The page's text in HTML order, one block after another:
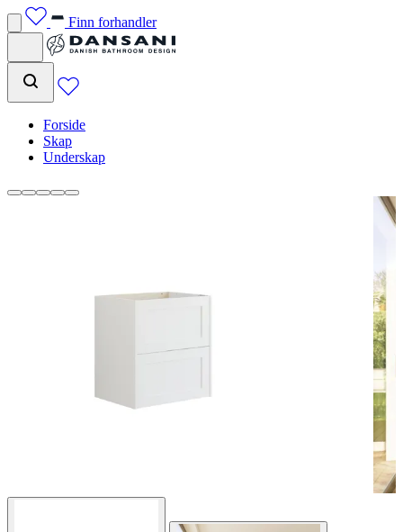
Finn forhandler
Forside
Skap
Underskap